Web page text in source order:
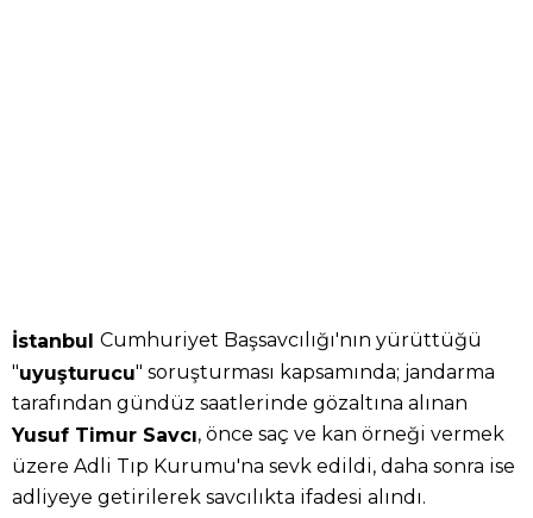
İstanbul Cumhuriyet Başsavcılığı'nın yürüttüğü
"uyuşturucu" soruşturması kapsamında; jandarma
tarafından gündüz saatlerinde gözaltına alınan
Yusuf Timur Savcı, önce saç ve kan örneği vermek
üzere Adli Tıp Kurumu'na sevk edildi, daha sonra ise
adliyeye getirilerek savcılıkta ifadesi alındı.